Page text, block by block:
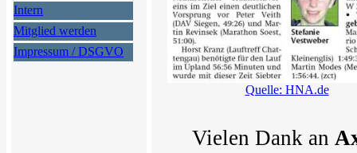
Intern
Mitglied werden
Impressum / DSGVO
Quelle: HNA.de
Vielen Dank an